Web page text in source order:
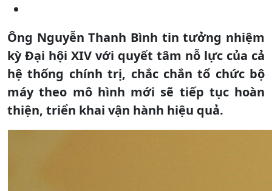
Ông Nguyễn Thanh Bình tin tưởng nhiệm
kỳ Đại hội XIV với quyết tâm nỗ lực của cả
hệ thống chính trị, chắc chắn tổ chức bộ
máy theo mô hình mới sẽ tiếp tục hoàn
thiện, triển khai vận hành hiệu quả.